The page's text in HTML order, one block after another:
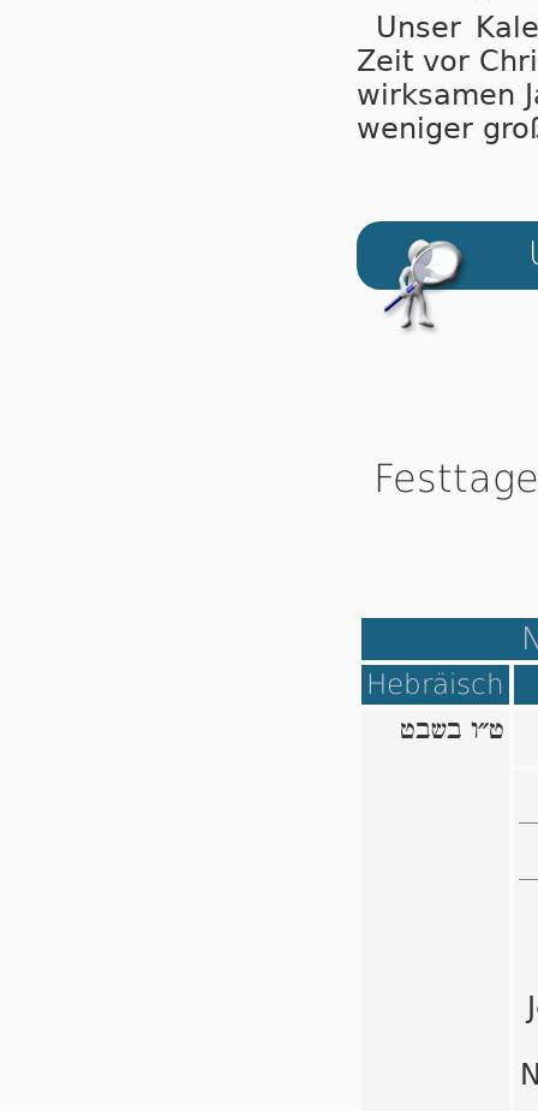
Unser
Zeit vor
wirk­sa­men
we­ni­ger
Hebräisch
ט״ו בשבט